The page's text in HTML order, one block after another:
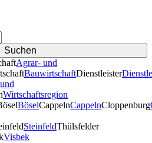
Agrar- und
BauwirtschaftDienstleister
Wirtschaftsregion
BöselCappelnCappelnCloppenburg
SteinfeldThülsfelder
Visbek